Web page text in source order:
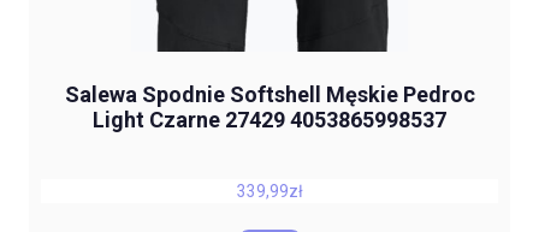
Salewa Spodnie Softshell Męskie Pedroc
Light Czarne 27429 4053865998537
339,99zł